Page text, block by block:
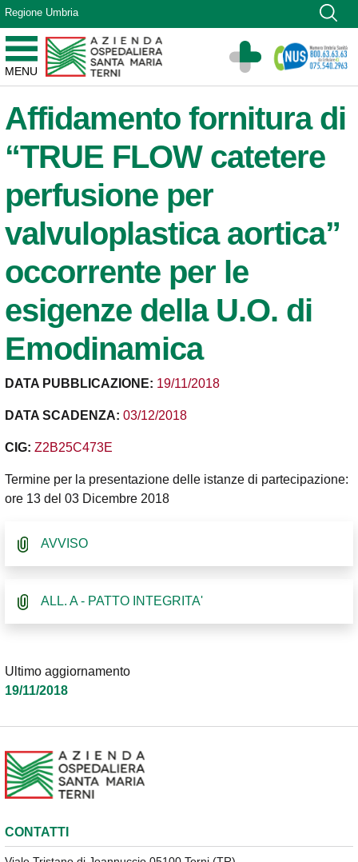
Vai ai contenuti
Vai al menu di navigazione
Vai al footer
Regione Umbria
MENU
Azienda Ospedaliera Santa Maria di Terni
Sito Istituzionale
Affidamento fornitura di
“TRUE FLOW catetere
perfusione per
valvuloplastica aortica”
occorrente per le
esigenze della U.O. di
Emodinamica
DATA PUBBLICAZIONE: 19/11/2018
DATA SCADENZA: 03/12/2018
CIG: Z2B25C473E
Termine per la presentazione delle istanze di partecipazione:
ore 13 del 03 Dicembre 2018
AVVISO
ALL. A - PATTO INTEGRITA'
Ultimo aggiornamento
19/11/2018
CONTATTI